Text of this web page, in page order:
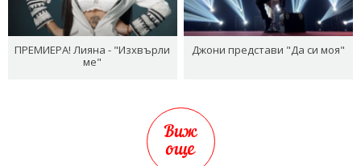
ПРЕМИЕРА! Лияна - "Изхвърли
ме"
Джони представи "Да си моя"
Виж
още